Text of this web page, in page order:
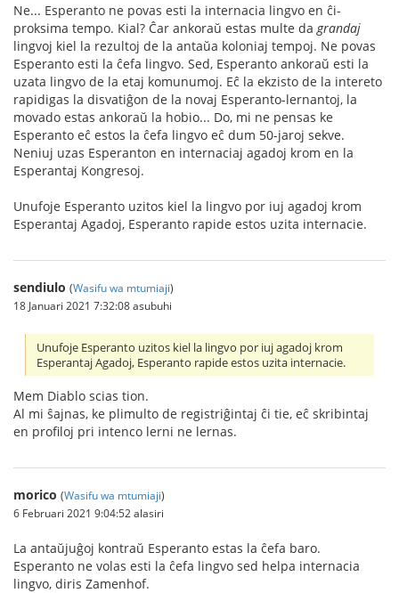
Ne... Esperanto ne povas esti la internacia lingvo en ĉi-
proksima tempo. Kial? Ĉar ankoraŭ estas multe da grandaj
lingvoj kiel la rezultoj de la antaŭa koloniaj tempoj. Ne povas
Esperanto esti la ĉefa lingvo. Sed, Esperanto ankoraŭ esti la
uzata lingvo de la etaj komunumoj. Eĉ la ekzisto de la intereto
rapidigas la disvatiĝon de la novaj Esperanto-lernantoj, la
movado estas ankoraŭ la hobio... Do, mi ne pensas ke
Esperanto eĉ estos la ĉefa lingvo eĉ dum 50-jaroj sekve.
Neniuj uzas Esperanton en internaciaj agadoj krom en la
Esperantaj Kongresoj.
Unufoje Esperanto uzitos kiel la lingvo por iuj agadoj krom
Esperantaj Agadoj, Esperanto rapide estos uzita internacie.
sendiulo (Wasifu wa mtumiaji)
18 Januari 2021 7:32:08 asubuhi
Unufoje Esperanto uzitos kiel la lingvo por iuj agadoj krom
Esperantaj Agadoj, Esperanto rapide estos uzita internacie.
Mem Diablo scias tion.
Al mi ŝajnas, ke plimulto de registriĝintaj ĉi tie, eĉ skribintaj
en profiloj pri intenco lerni ne lernas.
morico (Wasifu wa mtumiaji)
6 Februari 2021 9:04:52 alasiri
La antaŭjuĝoj kontraŭ Esperanto estas la ĉefa baro.
Esperanto ne volas esti la ĉefa lingvo sed helpa internacia
lingvo, diris Zamenhof.